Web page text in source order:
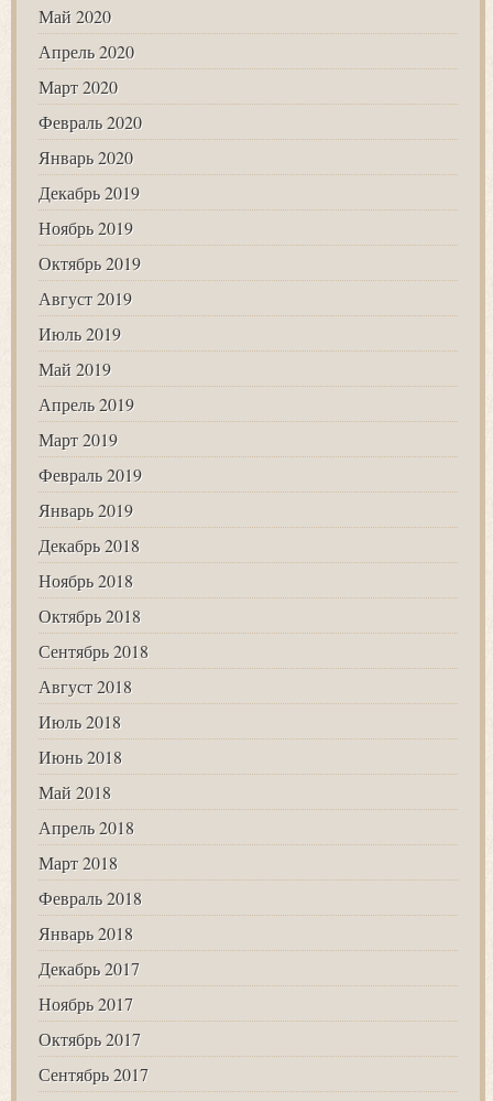
Май 2020
Апрель 2020
Март 2020
Февраль 2020
Январь 2020
Декабрь 2019
Ноябрь 2019
Октябрь 2019
Август 2019
Июль 2019
Май 2019
Апрель 2019
Март 2019
Февраль 2019
Январь 2019
Декабрь 2018
Ноябрь 2018
Октябрь 2018
Сентябрь 2018
Август 2018
Июль 2018
Июнь 2018
Май 2018
Апрель 2018
Март 2018
Февраль 2018
Январь 2018
Декабрь 2017
Ноябрь 2017
Октябрь 2017
Сентябрь 2017